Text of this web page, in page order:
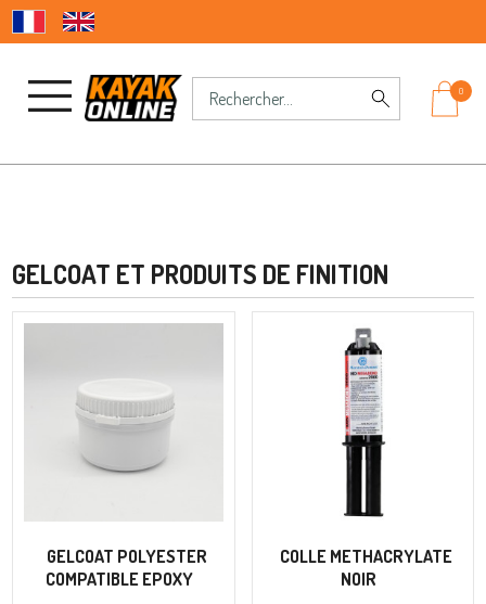
0
GELCOAT ET PRODUITS DE FINITION
GELCOAT POLYESTER
COMPATIBLE EPOXY
COLLE METHACRYLATE
NOIR